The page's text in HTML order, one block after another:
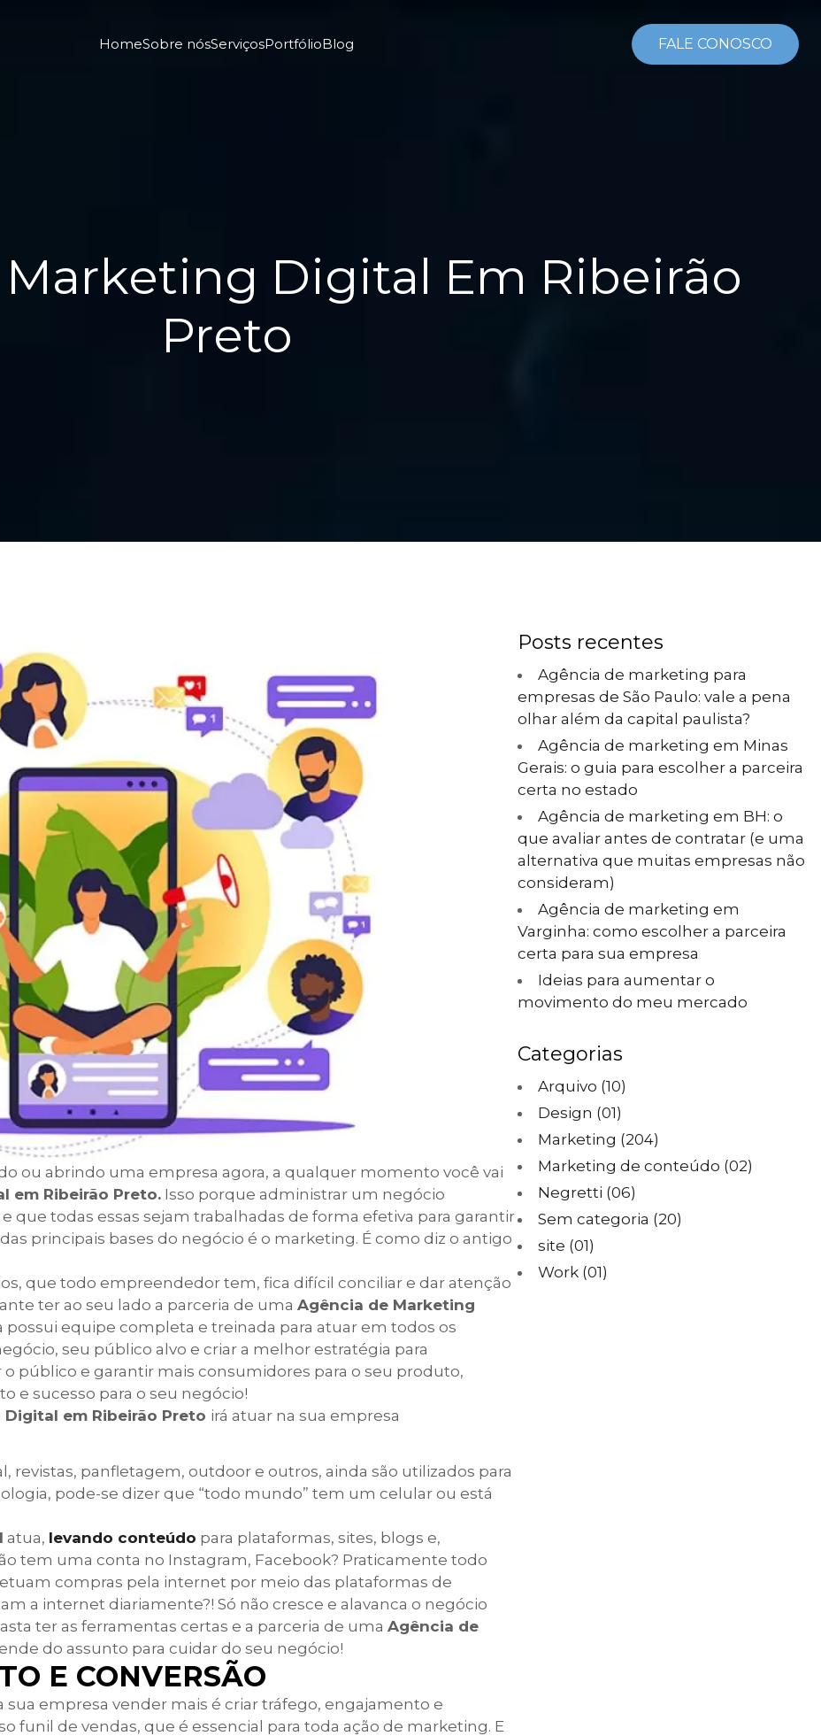
HomeSobre nósServiçosPortfólioBlog FALE CONOSCO
Digital Em Ribeirão
Preto
ou abrindo uma empresa agora, a qualquer momento você vai
em Ribeirão Preto. Isso porque administrar um negócio
que todas essas sejam trabalhadas de forma efetiva para garantir
principais bases do negócio é o marketing. É como diz o antigo
que todo empreendedor tem, fica difícil conciliar e dar atenção
ter ao seu lado a parceria de uma Agência de Marketing
possui equipe completa e treinada para atuar em todos os
seu público alvo e criar a melhor estratégia para
o público e garantir mais consumidores para o seu produto,
e sucesso para o seu negócio!
em Ribeirão Preto irá atuar na sua empresa
revistas, panfletagem, outdoor e outros, ainda são utilizados para
pode-se dizer que “todo mundo” tem um celular ou está
atua, levando conteúdo para plataformas, sites, blogs e,
tem uma conta no Instagram, Facebook? Praticamente todo
compras pela internet por meio das plataformas de
a internet diariamente?! Só não cresce e alavanca o negócio
ter as ferramentas certas e a parceria de uma Agência de
do assunto para cuidar do seu negócio!
E CONVERSÃO
sua empresa vender mais é criar tráfego, engajamento e
funil de vendas, que é essencial para toda ação de marketing. E
Posts recentes
Agência de marketing para
empresas de São Paulo: vale a pena
olhar além da capital paulista?
Agência de marketing em Minas
Gerais: o guia para escolher a parceira
certa no estado
Agência de marketing em BH: o
que avaliar antes de contratar (e uma
alternativa que muitas empresas não
consideram)
Agência de marketing em
Varginha: como escolher a parceira
certa para sua empresa
Ideias para aumentar o
movimento do meu mercado
Categorias
Arquivo (10)
Design (01)
Marketing (204)
Marketing de conteúdo (02)
Negretti (06)
Sem categoria (20)
site (01)
Work (01)